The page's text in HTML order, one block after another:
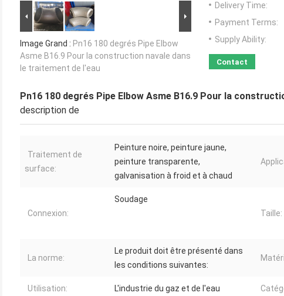
Image Grand : Pn16 180 degrés Pipe Elbow
Asme B16.9 Pour la construction navale dans
le traitement de l'eau
Delivery Time:
Payment Terms:
Supply Ability:
Contact
Pn16 180 degrés Pipe Elbow Asme B16.9 Pour la
description de
Traitement de
surface:
Peinture noire, peinture jaune,
peinture transparente,
galvanisation à froid et à chaud
Connexion:
Soudage
Taille:
La norme:
Le produit doit être présenté dans
les conditions suivantes:
Utilisation: L'industrie du gaz et de l'eau